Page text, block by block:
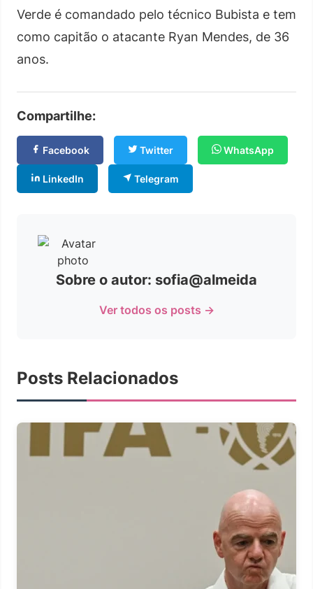
Verde é comandado pelo técnico Bubista e tem
como capitão o atacante Ryan Mendes, de 36
anos.
Compartilhe:
Facebook Twitter WhatsApp
LinkedIn Telegram
Sobre o autor: sofia@almeida
Ver todos os posts →
Posts Relacionados